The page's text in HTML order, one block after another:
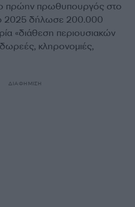
ο πρώην πρωθυπουργός στο
2025 δήλωσε 200.000
«διάθεση περιουσιακών
δωρεές, κληρονομιές,
ΔΙΑΦΗΜΙΣΗ